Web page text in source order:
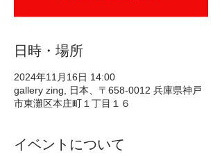
日時・場所
2024年11月16日 14:00
gallery zing, 日本、〒658-0012 兵庫県神戸
市東灘区本庄町１丁目１６
イベントについて